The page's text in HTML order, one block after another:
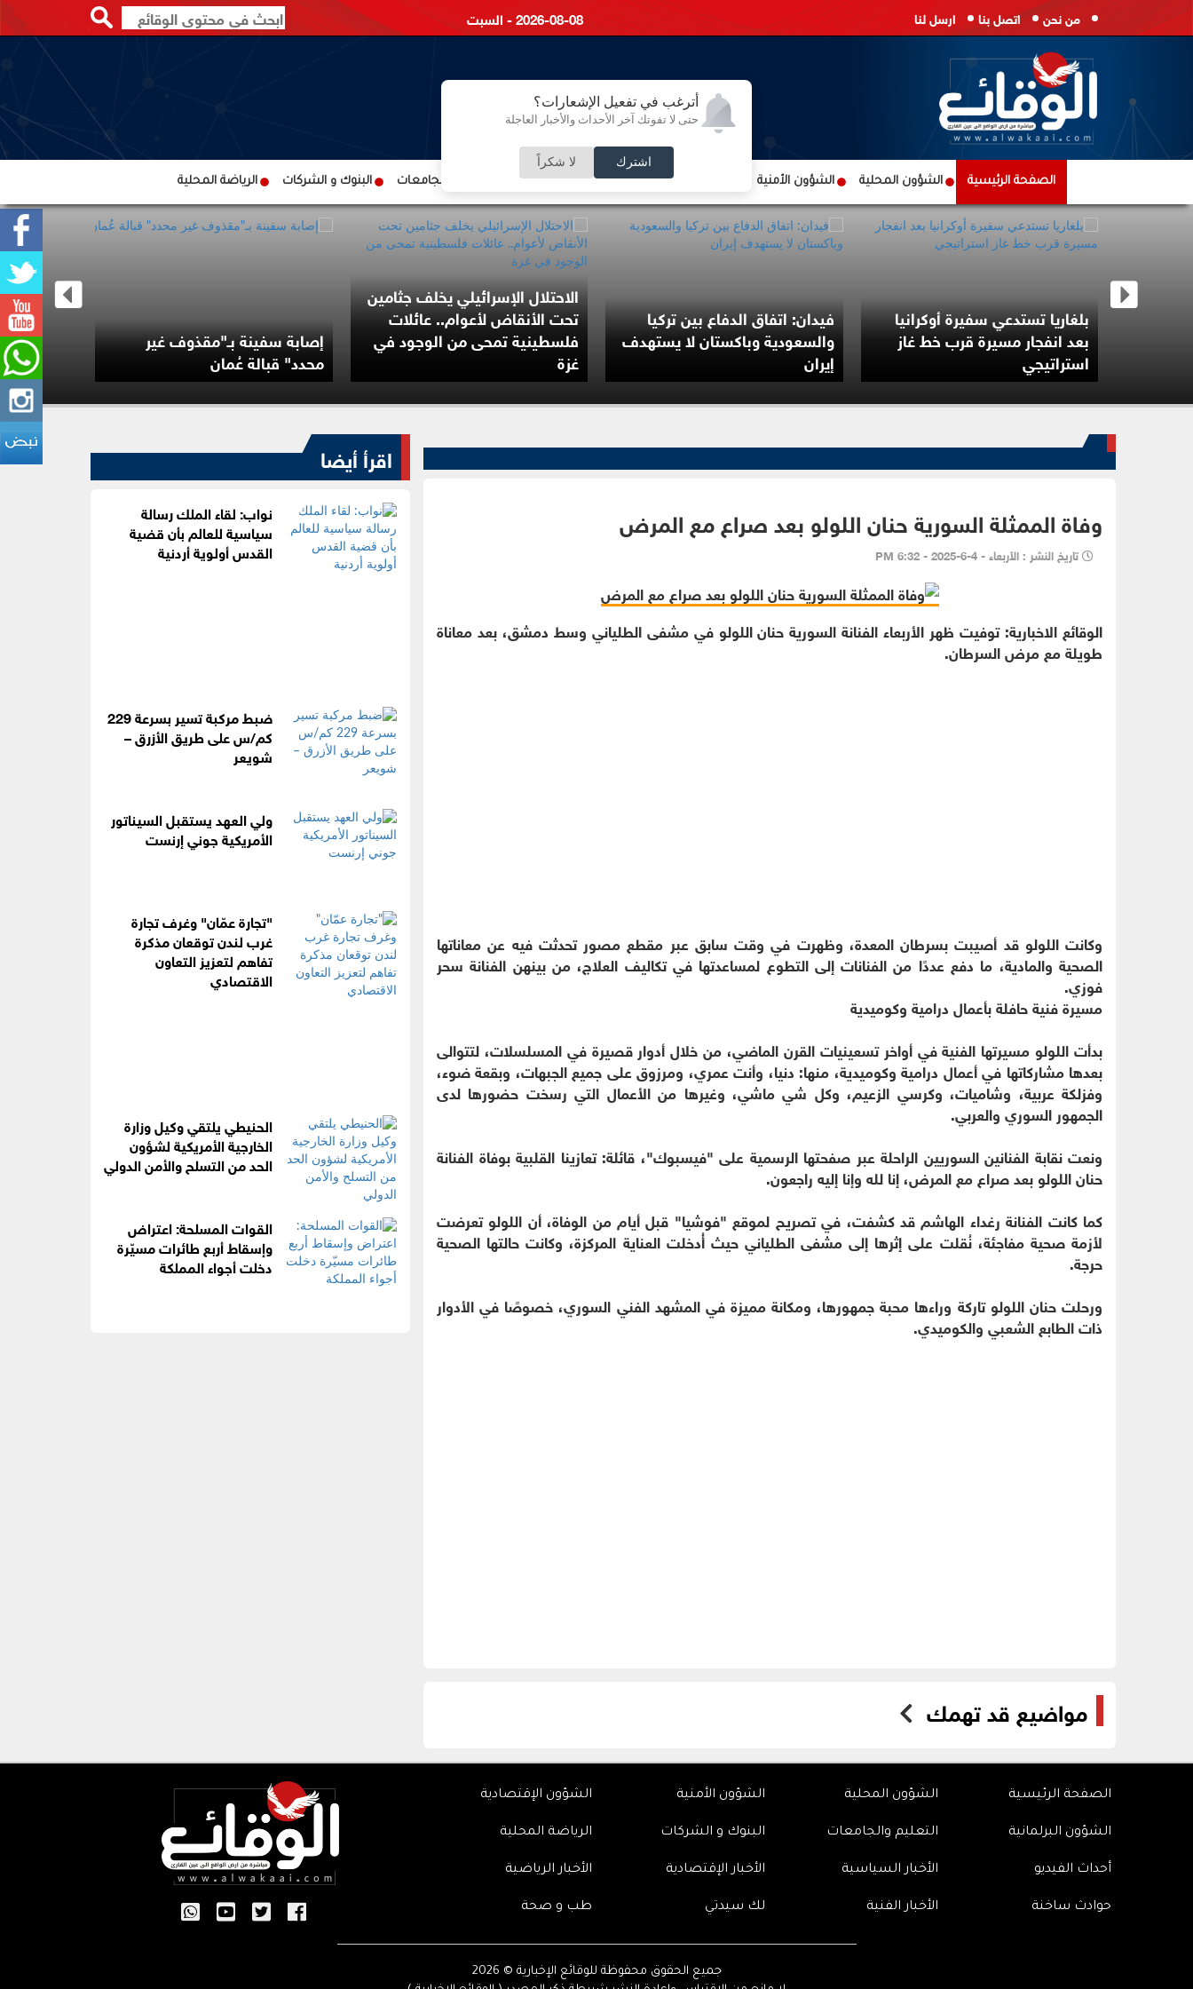
أترغب في تفعيل الإشعارات؟
حتى لا تفوتك آخر الأحداث والأخبار العاجلة
اشترك لا شكراً
من نحن اتصل بنا ارسل لنا 2026-08-08 - السبت
الصفحة الرئيسية الشؤون المحلية الشؤون الأمنية الشؤون الإقتصادية الشؤون البرلمانية التعليم والجامعات البنوك و الشركات الرياضة المحلية
بلغاريا تستدعي سفيرة أوكرانيا
بعد انفجار مسيرة قرب خط غاز
استراتيجي
فيدان: اتفاق الدفاع بين تركيا
والسعودية وباكستان لا يستهدف
إيران
الاحتلال الإسرائيلي يخلف جثامين
تحت الأنقاض لأعوام.. عائلات
فلسطينية تمحى من الوجود في
غزة
إصابة سفينة بـ"مقذوف غير
محدد" قبالة عُمان
الجيش
مضيق
وفاة الممثلة السورية حنان اللولو بعد صراع مع المرض
تاريخ النشر : الأربعاء - 4-6-2025 - 6:32 PM
الوقائع الاخبارية: توفيت ظهر الأربعاء الفنانة السورية حنان اللولو في مشفى الطلياني وسط دمشق، بعد معاناة
طويلة مع مرض السرطان.
وكانت اللولو قد أصيبت بسرطان المعدة، وظهرت في وقت سابق عبر مقطع مصور تحدثت فيه عن معاناتها
الصحية والمادية، ما دفع عددًا من الفنانات إلى التطوع لمساعدتها في تكاليف العلاج، من بينهن الفنانة سحر
فوزي.
مسيرة فنية حافلة بأعمال درامية وكوميدية
بدأت اللولو مسيرتها الفنية في أواخر تسعينيات القرن الماضي، من خلال أدوار قصيرة في المسلسلات، لتتوالى
بعدها مشاركاتها في أعمال درامية وكوميدية، منها: دنيا، وأنت عمري، ومرزوق على جميع الجبهات، وبقعة ضوء،
وفزلكة عربية، وشاميات، وكرسي الزعيم، وكل شي ماشي، وغيرها من الأعمال التي رسخت حضورها لدى
الجمهور السوري والعربي.
ونعت نقابة الفنانين السوريين الراحلة عبر صفحتها الرسمية على "فيسبوك"، قائلة: تعازينا القلبية بوفاة الفنانة
حنان اللولو بعد صراع مع المرض، إنا لله وإنا إليه راجعون.
كما كانت الفنانة رغداء الهاشم قد كشفت، في تصريح لموقع "فوشيا" قبل أيام من الوفاة، أن اللولو تعرضت
لأزمة صحية مفاجئة، نُقلت على إثرها إلى مشفى الطلياني حيث أُدخلت العناية المركزة، وكانت حالتها الصحية
حرجة.
ورحلت حنان اللولو تاركة وراءها محبة جمهورها، ومكانة مميزة في المشهد الفني السوري، خصوصًا في الأدوار
ذات الطابع الشعبي والكوميدي.
مواضيع قد تهمك
اقرأ أيضا
نواب: لقاء الملك رسالة
سياسية للعالم بأن قضية
القدس أولوية أردنية
ضبط مركبة تسير بسرعة 229
كم/س على طريق الأزرق –
شويعر
ولي العهد يستقبل السيناتور
الأمريكية جوني إرنست
"تجارة عمّان" وغرف تجارة
غرب لندن توقعان مذكرة
تفاهم لتعزيز التعاون
الاقتصادي
الحنيطي يلتقي وكيل وزارة
الخارجية الأمريكية لشؤون
الحد من التسلح والأمن الدولي
القوات المسلحة: اعتراض
وإسقاط أربع طائرات مسيّرة
دخلت أجواء المملكة
الصفحة الرئيسية الشؤون المحلية الشؤون الأمنية الشؤون الإقتصادية
الشؤون البرلمانية التعليم والجامعات البنوك و الشركات الرياضة المحلية
أحداث الفيديو الأخبار السياسية الأخبار الإقتصادية الأخبار الرياضية
حوادث ساخنة الأخبار الفنية لك سيدتي طب و صحة
جميع الحقوق محفوظة للوقائع الإخبارية © 2026